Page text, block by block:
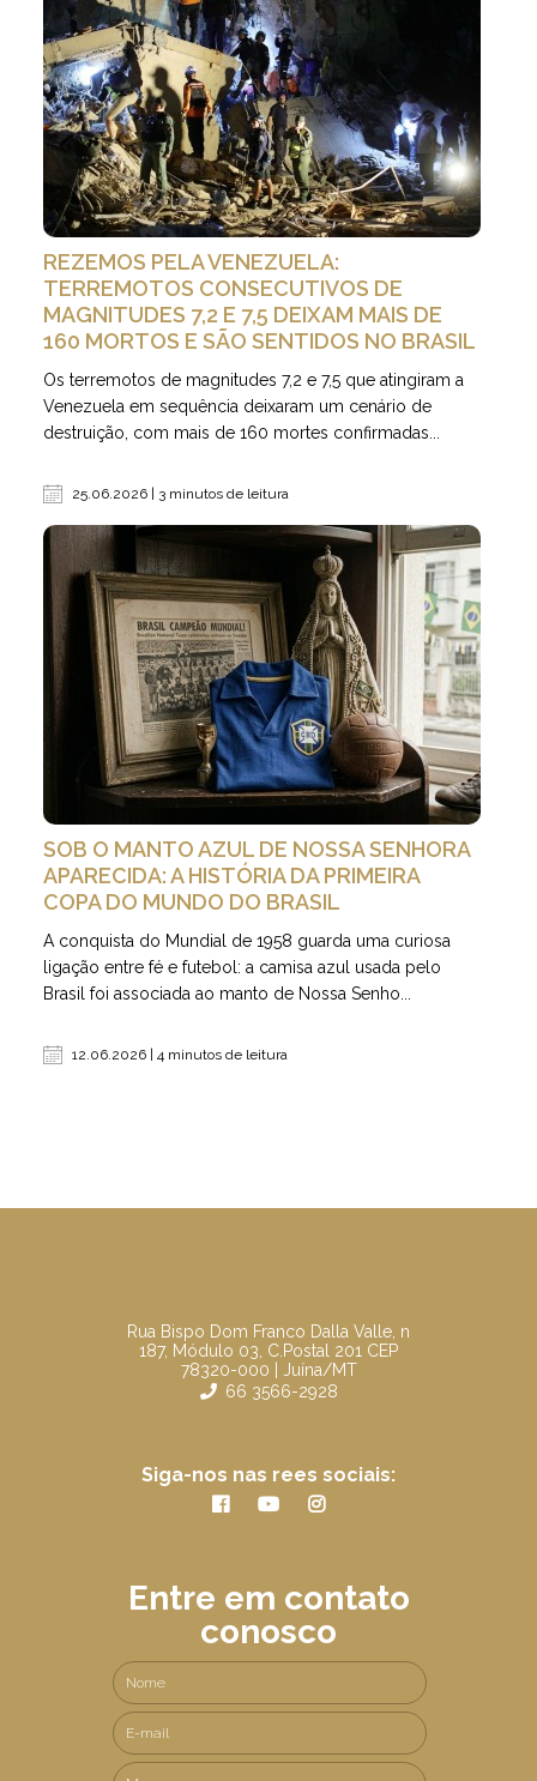
REZEMOS PELA VENEZUELA:
TERREMOTOS CONSECUTIVOS DE
MAGNITUDES 7,2 E 7,5 DEIXAM MAIS DE
160 MORTOS E SÃO SENTIDOS NO BRASIL
Os terremotos de magnitudes 7,2 e 7,5 que atingiram a
Venezuela em sequência deixaram um cenário de
destruição, com mais de 160 mortes confirmadas...
25.06.2026 | 3 minutos de leitura
SOB O MANTO AZUL DE NOSSA SENHORA
APARECIDA: A HISTÓRIA DA PRIMEIRA
COPA DO MUNDO DO BRASIL
A conquista do Mundial de 1958 guarda uma curiosa
ligação entre fé e futebol: a camisa azul usada pelo
Brasil foi associada ao manto de Nossa Senho...
12.06.2026 | 4 minutos de leitura
Rua Bispo Dom Franco Dalla Valle, n
187, Módulo 03, C.Postal 201 CEP
78320-000 | Juína/MT
66 3566-2928
Siga-nos nas rees sociais:
Entre em contato
conosco